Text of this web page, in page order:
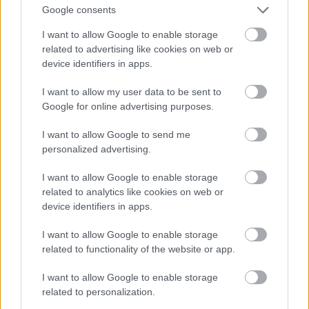
Google consents
I want to allow Google to enable storage
related to advertising like cookies on web or
device identifiers in apps.
I want to allow my user data to be sent to
Google for online advertising purposes.
I want to allow Google to send me
personalized advertising.
I want to allow Google to enable storage
related to analytics like cookies on web or
device identifiers in apps.
I want to allow Google to enable storage
related to functionality of the website or app.
I want to allow Google to enable storage
related to personalization.
16 éve
@FaTraktor : A Jobbiknak se átlátható a
finanszírozása, 2003-as megalakulása óta képtelen
volt elszámolni pénzügyeivel, s közzétenni éves
hvg.hu/itthon/20090610_hvg_jobbik_allami_szamvev
oszek.aspx
Más kérdés, hogy a (többek között) az LMP által
kezdeményezett pártfinanszírozási javaslatot
* Mi a probléma a lisszaboni szerződéssel felétek,
azt fel nem foghatom.
* Az olasz keresztek az olaszok belügye, miért kéne
erről az LMP-nek véleménye legyen? Ha engem
kérdezel, nem értenék egyet vele, de ez nem
Olaszország. Nálunk valószínűleg nem értene egyet
vele a többség sem.
* Igen, az abortusztilalom sérti a nők emberi jogait,